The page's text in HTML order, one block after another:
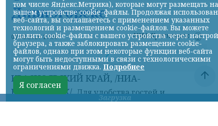
Загрузка
Дивногорске
07.08.2026 17:56 НИА-Красноярск
Фото: КрасЖД
КРАСНОЯРСКИЙ КРАЙ, /НИА-
КРАСНОЯРСК/.Для удобства гостей и
том числе Яндекс.Метрика), которые могут размещать на
вашем устройстве cookie-файлы. Продолжая
веб-сайта, вы соглашаетесь с применением указанных
технологий и размещением cookie-файлов. Вы можете
удалить cookie-файлы с вашего устройства через
браузера, а также заблокировать размещение cookie-
файлов, однако при этом некоторые функции веб-сайта
могут быть недоступными в связи с технологическими
ограничениями движка. Подробнее
Я согласен